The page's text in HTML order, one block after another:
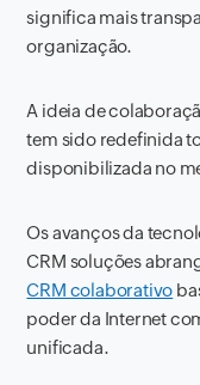
significa mais
organização.
A ideia de
tem sido redefinida
disponibilizada no
Os avanços da
CRM soluções
CRM colaborativo
poder da Internet
unificada.